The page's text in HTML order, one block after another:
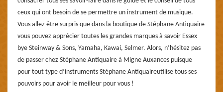
ceux qui ont besoin de se permettre un instrument de musique.
Vous allez être surpris que dans la boutique de Stéphane Antiquaire
vous pouvez apprécier toutes les grandes marques à savoir Essex
bye Steinway & Sons, Yamaha, Kawai, Selmer. Alors, n’hésitez pas
de passer chez Stéphane Antiquaire à Migne Auxances puisque
pour tout type d’instruments Stéphane Antiquaireutilise tous ses
pouvoirs pour avoir le meilleur pour vous !